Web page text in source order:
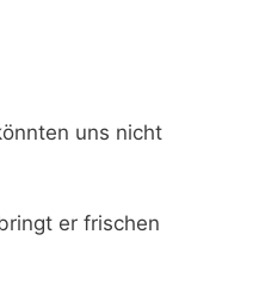
uns nicht
er frischen